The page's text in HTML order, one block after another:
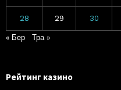
28 29 30
« Бер Тра »
Рейтинг казино